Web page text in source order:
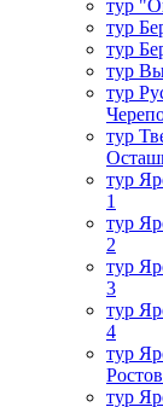
тур
тур
тур
тур
тур
тур
тур
1
тур
2
тур
3
тур
4
тур
тур